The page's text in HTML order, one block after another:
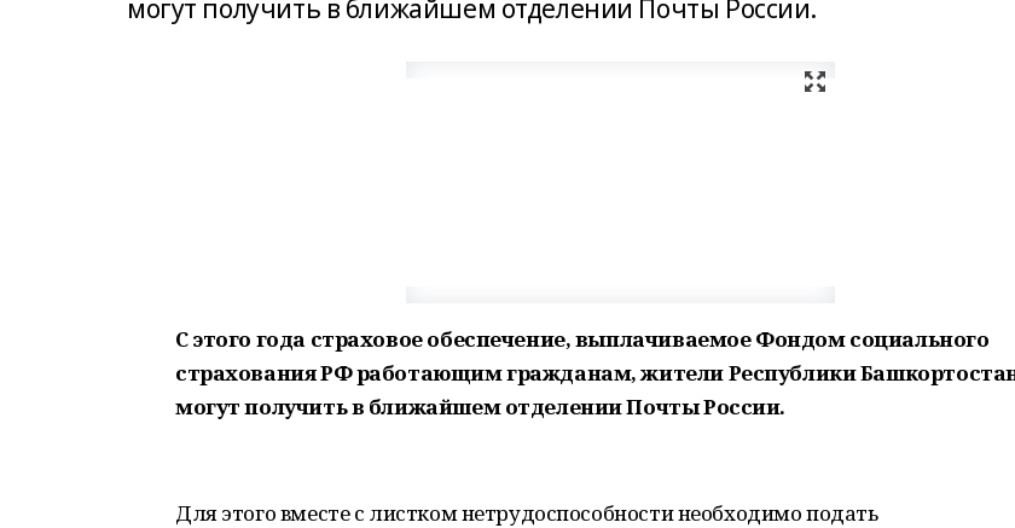
могут получить в ближайшем отделении Почты России.
С этого года страховое обеспечение, выплачиваемое Фондом социального
страхования РФ работающим гражданам, жители Республики
могут получить в ближайшем отделении Почты России.
Для этого вместе с листком нетрудоспособности необходимо подать